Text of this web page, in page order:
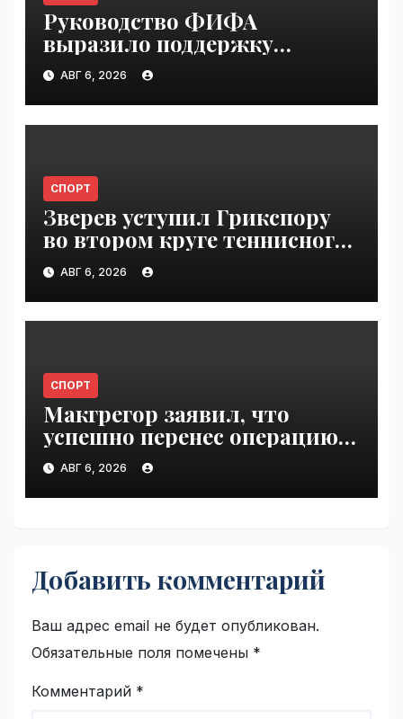
Руководство ФИФА
выразило поддержку
Инфантино после его
извинения | VseTime.ru
АВГ 6, 2026
СПОРТ
Зверев уступил Грикспору
во втором круге теннисного
"Мастерса" в Монреале |
VseTime.ru
АВГ 6, 2026
СПОРТ
Макгрегор заявил, что
успешно перенес операцию
на ноге | VseTime.ru
АВГ 6, 2026
Добавить комментарий
Ваш адрес email не будет опубликован.
Обязательные поля помечены *
Комментарий *